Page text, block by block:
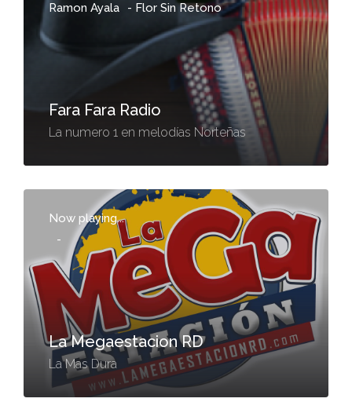
Ramon Ayala
- Flor Sin Retono
Fara Fara Radio
La numero 1 en melodías Norteñas
Now playing...
-
La Megaestacion RD
La Mas Dura